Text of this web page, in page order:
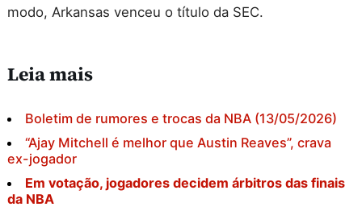
modo, Arkansas venceu o título da SEC.
Leia mais
Boletim de rumores e trocas da NBA (13/05/2026)
“Ajay Mitchell é melhor que Austin Reaves”, crava
ex-jogador
Em votação, jogadores decidem árbitros das finais
da NBA